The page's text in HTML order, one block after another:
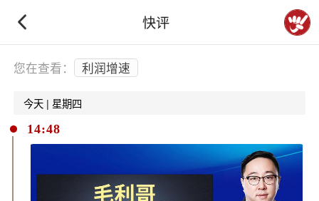
快评
下拉刷新
您在查看： 利润增速
今天 | 星期四
14:48